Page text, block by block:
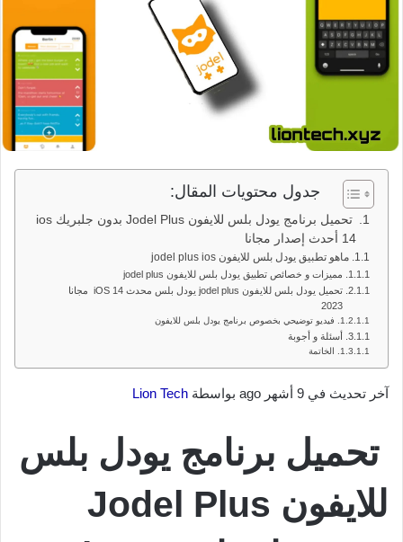
جدول محتويات المقال:
تحميل برنامج يودل بلس للايفون Jodel Plus بدون جلبريك ios
14 أحدث إصدار مجانا
ماهو تطبيق يودل بلس للايفون jodel plus ios
مميزات و خصائص تطبيق يودل بلس للايفون jodel plus
تحميل يودل بلس للايفون jodel plus يودل بلس محدث iOS 14 مجانا
2023
فيديو توضيحي بخصوص برنامج يودل بلس للايفون
أسئلة و أجوبة
الخاتمة
آخر تحديث في 9 أشهر ago بواسطة Lion Tech
تحميل برنامج يودل بلس
للايفون Jodel Plus